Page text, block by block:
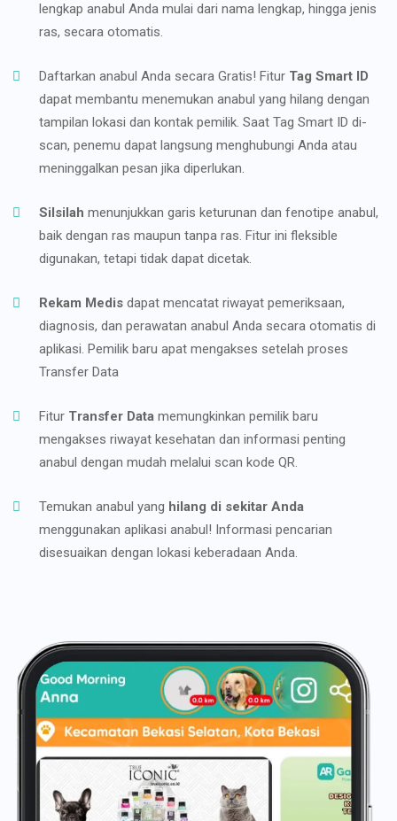
lengkap anabul Anda mulai dari nama lengkap, hingga jenis
ras, secara otomatis.
Daftarkan anabul Anda secara Gratis! Fitur Tag Smart ID
dapat membantu menemukan anabul yang hilang dengan
tampilan lokasi dan kontak pemilik. Saat Tag Smart ID di-
scan, penemu dapat langsung menghubungi Anda atau
meninggalkan pesan jika diperlukan.
Silsilah menunjukkan garis keturunan dan fenotipe anabul,
baik dengan ras maupun tanpa ras. Fitur ini fleksible
digunakan, tetapi tidak dapat dicetak.
Rekam Medis dapat mencatat riwayat pemeriksaan,
diagnosis, dan perawatan anabul Anda secara otomatis di
aplikasi. Pemilik baru apat mengakses setelah proses
Transfer Data
Fitur Transfer Data memungkinkan pemilik baru
mengakses riwayat kesehatan dan informasi penting
anabul dengan mudah melalui scan kode QR.
Temukan anabul yang hilang di sekitar Anda
menggunakan aplikasi anabul! Informasi pencarian
disesuaikan dengan lokasi keberadaan Anda.